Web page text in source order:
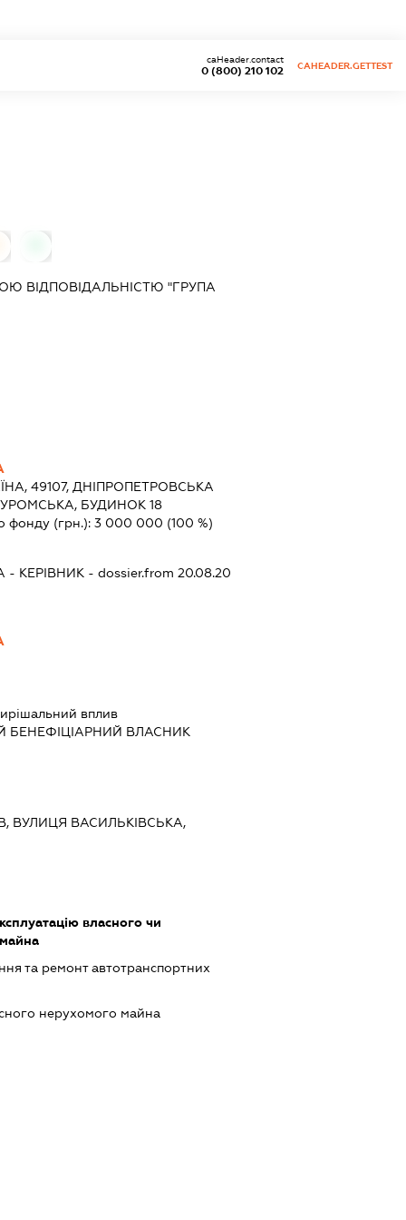
0 (800) 210 102
caHeader.contact
CAHEADER.GETTEST
ВІДПОВІДАЛЬНІСТЮ "ГРУПА
49107, ДНІПРОПЕТРОВСЬКА
БУДИНОК 18
фонду (грн.): 3 000 000 (100 %)
- КЕРІВНИК- dossier.from 20.08.20
вплив
БЕНЕФІЦІАРНИЙ ВЛАСНИК
ВУЛИЦЯ ВАСИЛЬКІВСЬКА,
власного чи
та ремонт автотранспортних
нерухомого майна